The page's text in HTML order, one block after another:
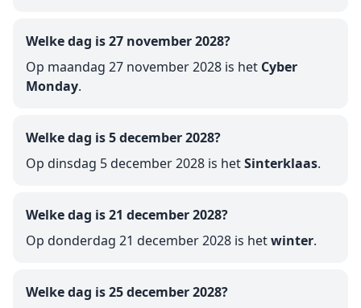
Welke dag is 27 november 2028?
Op maandag 27 november 2028 is het Cyber
Monday.
Welke dag is 5 december 2028?
Op dinsdag 5 december 2028 is hetSinterklaas.
Welke dag is 21 december 2028?
Op donderdag 21 december 2028 is hetwinter.
Welke dag is 25 december 2028?